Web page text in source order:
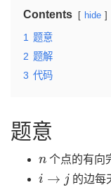
Contents hide
1 题意
2 题解
3 代码
题意
个点的有向
i→
的边每